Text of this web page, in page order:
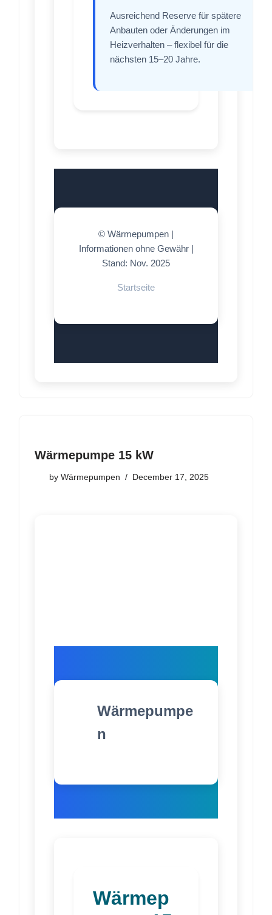
Ausreichend Reserve für spätere
Anbauten oder Änderungen im
Heizverhalten – flexibel für die
nächsten 15–20 Jahre.
© Wärmepumpen |
Informationen ohne Gewähr |
Stand: Nov. 2025
Startseite
Wärmepumpe 15 kW
by Wärmepumpen December 17, 2025
Wärmepumpe
n
Wärmep